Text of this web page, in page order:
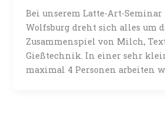
Bei unserem Latte-Art-
Wolfsburg dreht sich alles um
Zusammenspiel von Milch,
Gießtechnik. In einer sehr
maximal 4 Personen arbeiten